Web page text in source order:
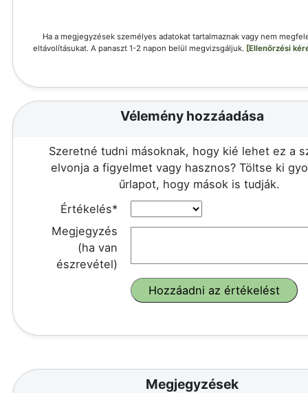
Ha a megjegyzések személyes adatokat tartalmaznak vagy nem
eltávolításukat. A panaszt 1-2 napon belül megvizsgáljuk. [Ellenőrzési
Vélemény hozzáadása
Szeretné tudni másoknak, hogy kié lehet ez a
elvonja a figyelmet vagy hasznos? Töltse ki
űrlapot, hogy mások is tudják.
Értékelés*
Megjegyzés
(ha van
észrevétel)
Megjegyzések